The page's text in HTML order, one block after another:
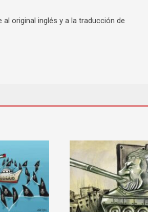
original inglés y a la traducción de